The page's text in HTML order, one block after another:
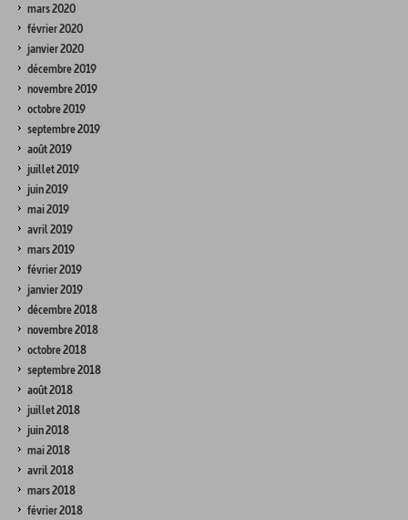
mars 2020
février 2020
janvier 2020
décembre 2019
novembre 2019
octobre 2019
septembre 2019
août 2019
juillet 2019
juin 2019
mai 2019
avril 2019
mars 2019
février 2019
janvier 2019
décembre 2018
novembre 2018
octobre 2018
septembre 2018
août 2018
juillet 2018
juin 2018
mai 2018
avril 2018
mars 2018
février 2018